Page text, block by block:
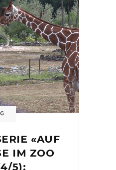
«AUF
IM ZOO
5):